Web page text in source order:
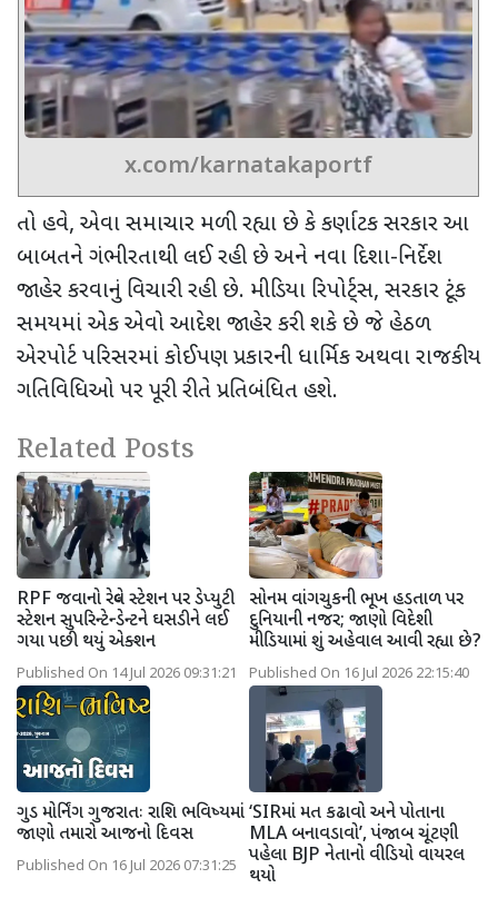
x.com/karnatakaportf
તો હવે, એવા સમાચાર મળી રહ્યા છે કે કર્ણાટક સરકાર આ
બાબતને ગંભીરતાથી લઈ રહી છે અને નવા દિશા-નિર્દેશ
જાહેર કરવાનું વિચારી રહી છે. મીડિયા રિપોર્ટ્સ, સરકાર ટૂંક
સમયમાં એક એવો આદેશ જાહેર કરી શકે છે જે હેઠળ
એરપોર્ટ પરિસરમાં કોઈપણ પ્રકારની ધાર્મિક અથવા રાજકીય
ગતિવિધિઓ પર પૂરી રીતે પ્રતિબંધિત હશે.
Related Posts
RPF જવાનો રેલ્વે સ્ટેશન પર ડેપ્યુટી
સ્ટેશન સુપરિન્ટેન્ડેન્ટને ઘસડીને લઈ
ગયા પછી થયું એક્શન
Published On 14 Jul 2026 09:31:21
સોનમ વાંગચુકની ભૂખ હડતાળ પર
દુનિયાની નજર; જાણો વિદેશી
મીડિયામાં શું અહેવાલ આવી રહ્યા છે?
Published On 16 Jul 2026 22:15:40
ગુડ મોર્નિંગ ગુજરાતઃ રાશિ ભવિષ્યમાં
જાણો તમારો આજનો દિવસ
Published On 16 Jul 2026 07:31:25
‘SIRમાં મત કઢાવો અને પોતાના
MLA બનાવડાવો’, પંજાબ ચૂંટણી
પહેલા BJP નેતાનો વીડિયો વાયરલ
થયો